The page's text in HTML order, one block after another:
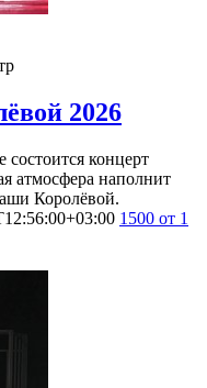
2026
состоится концерт
атмосфера наполнит
Королёвой.
1500 от 1